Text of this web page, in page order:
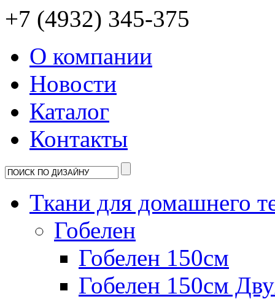
+7 (4932) 345-375
О компании
Новости
Каталог
Контакты
Ткани для домашнего
Гобелен
Гобелен 150см
Гобелен 150см